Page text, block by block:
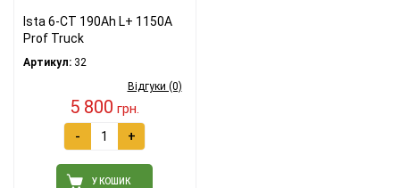
Ista 6-СТ 190Ah L+ 1150A
Prof Truck
Артикул: 32
Відгуки (0)
5 800 грн.
- +
У КОШИК